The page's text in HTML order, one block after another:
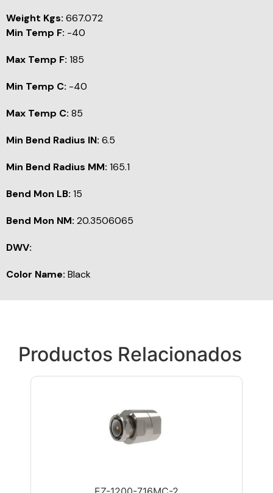
Weight Kgs: 667.072
Min Temp F: -40
Max Temp F: 185
Min Temp C: -40
Max Temp C: 85
Min Bend Radius IN: 6.5
Min Bend Radius MM: 165.1
Bend Mon LB: 15
Bend Mon NM: 20.3506065
DWV:
Color Name: Black
Productos Relacionados